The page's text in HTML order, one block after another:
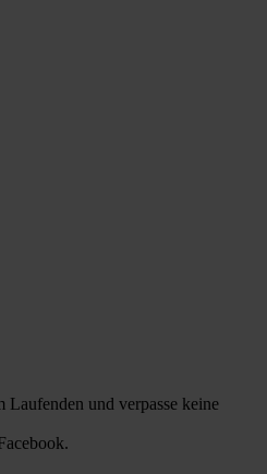
Laufenden und verpasse keine